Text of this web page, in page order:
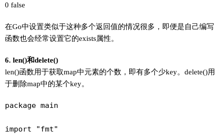
0 false
在Go中设置类似于这种多个返回值的情况很多，即便是自己编写
函数也会经常设置它的exists属性。
6. len()和delete()
len()函数用于获取map中元素的个数，即有多个少key。delete()用
于删除map中的某个key。
package main
import "fmt"